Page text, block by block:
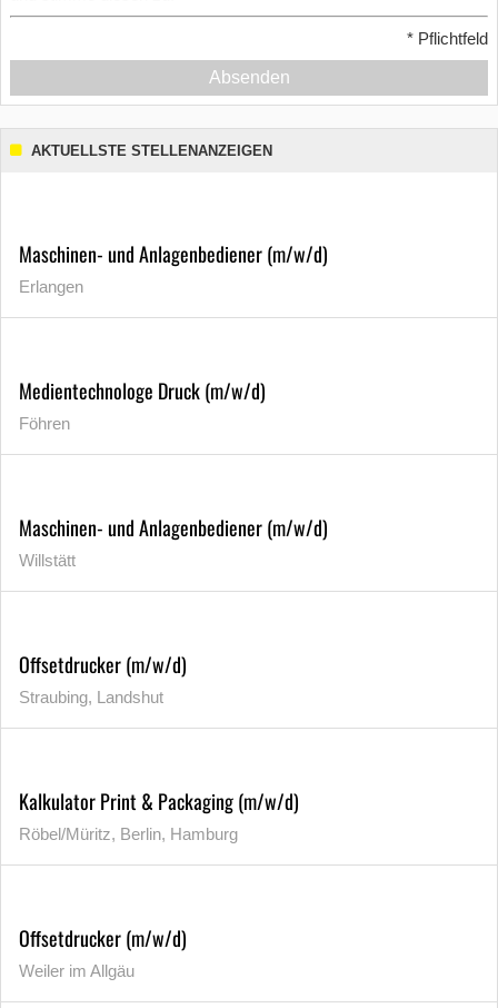
* Pflichtfeld
Absenden
AKTUELLSTE STELLENANZEIGEN
Maschinen- und Anlagenbediener (m/w/d)
Erlangen
Medientechnologe Druck (m/w/d)
Föhren
Maschinen- und Anlagenbediener (m/w/d)
Willstätt
Offsetdrucker (m/w/d)
Straubing, Landshut
Kalkulator Print & Packaging (m/w/d)
Röbel/Müritz, Berlin, Hamburg
Offsetdrucker (m/w/d)
Weiler im Allgäu